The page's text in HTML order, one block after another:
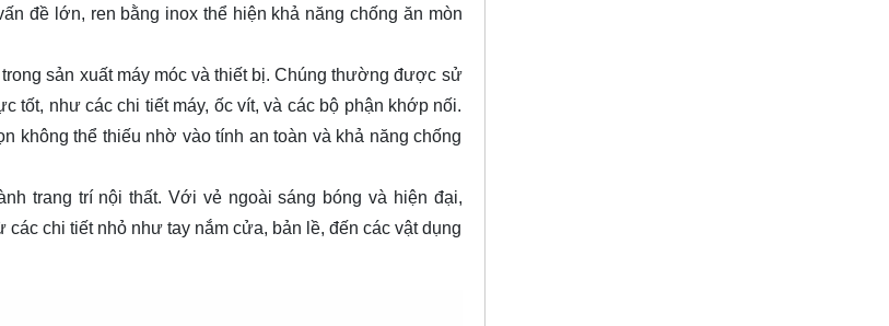
đề lớn, ren bằng inox thể hiện khả năng chống ăn mòn
sản xuất máy móc và thiết bị. Chúng thường được sử
tốt, như các chi tiết máy, ốc vít, và các bộ phận khớp nối.
không thể thiếu nhờ vào tính an toàn và khả năng chống
trang trí nội thất. Với vẻ ngoài sáng bóng và hiện đại,
chi tiết nhỏ như tay nắm cửa, bản lề, đến các vật dụng